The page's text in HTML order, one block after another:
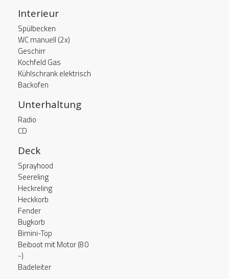
Interieur
Spülbecken
WC manuell (2x)
Geschirr
Kochfeld Gas
Kühlschrank elektrisch
Backofen
Unterhaltung
Radio
CD
Deck
Sprayhood
Seereling
Heckreling
Heckkorb
Fender
Bugkorb
Bimini-Top
Beiboot mit Motor (80
-)
Badeleiter